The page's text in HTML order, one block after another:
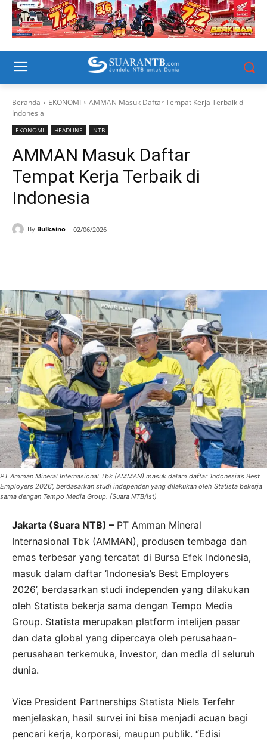
Beranda EKONOMI
AMMAN Masuk Daftar Tempat Kerja Terbaik di
Indonesia
EKONOMI HEADLINE NTB
AMMAN Masuk Daftar
Tempat Kerja Terbaik di
Indonesia
By Bulkaino 02/06/2026
PT Amman Mineral Internasional Tbk (AMMAN) masuk dalam daftar ‘Indonesia’s Best
Employers 2026’, berdasarkan studi independen yang dilakukan oleh Statista bekerja
sama dengan Tempo Media Group. (Suara NTB/ist)
Jakarta (Suara NTB) – PT Amman Mineral
Internasional Tbk (AMMAN), produsen tembaga dan
emas terbesar yang tercatat di Bursa Efek Indonesia,
masuk dalam daftar ‘Indonesia’s Best Employers
2026’, berdasarkan studi independen yang dilakukan
oleh Statista bekerja sama dengan Tempo Media
Group. Statista merupakan platform intelijen pasar
dan data global yang dipercaya oleh perusahaan-
perusahaan terkemuka, investor, dan media di seluruh
dunia.
Vice President Partnerships Statista Niels Terfehr
menjelaskan, hasil survei ini bisa menjadi acuan bagi
pencari kerja, korporasi, maupun publik. “Edisi